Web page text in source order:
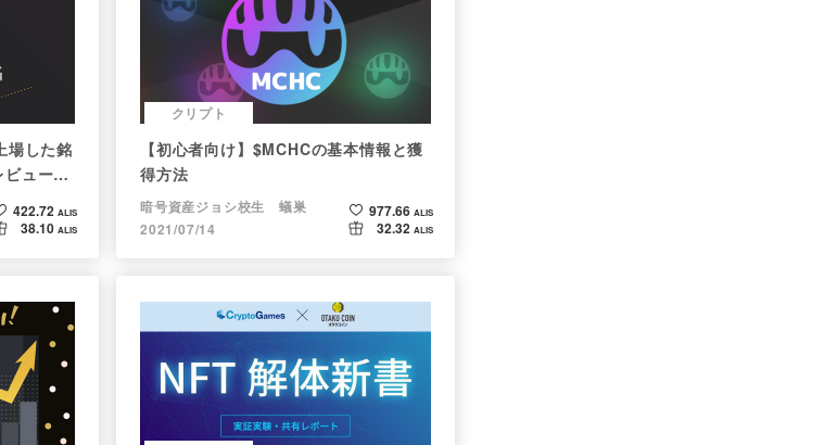
場した銘
ビュー
422.72 ALIS
38.10 ALIS
クリプト
【初心者向け】$MCHCの基本情報と獲
得方法
暗号資産ジョシ校生 蟻巣
2021/07/14
977.66 ALIS
32.32 ALIS